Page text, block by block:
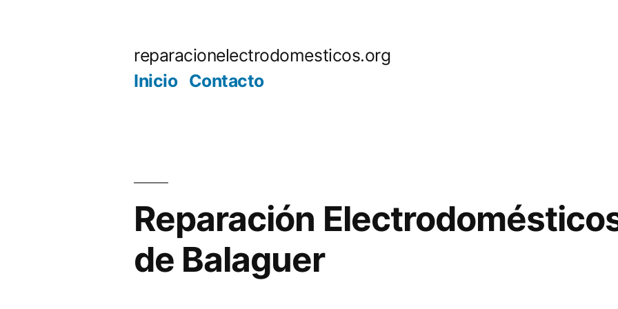
reparacionelectrodomesticos.org
Inicio Contacto
Reparación
de Balaguer